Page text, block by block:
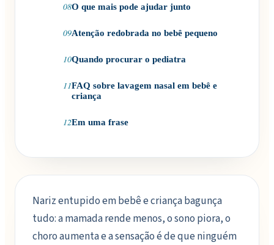
08O que mais pode ajudar junto
09Atenção redobrada no bebê pequeno
10Quando procurar o pediatra
11FAQ sobre lavagem nasal em bebê e
criança
12Em uma frase
Nariz entupido em bebê e criança bagunça
tudo: a mamada rende menos, o sono piora, o
choro aumenta e a sensação é de que ninguém